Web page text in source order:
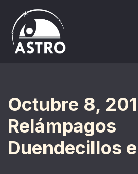
Saltar
al
contenido
Octubre 8,
Relámpagos
Duendecillos